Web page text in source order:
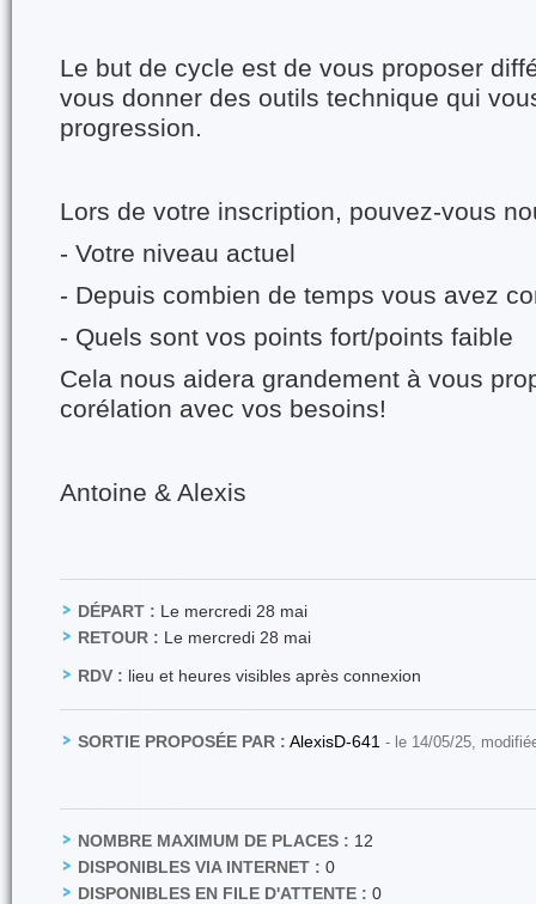
Le but de cycle est de vous proposer
vous donner des outils technique qui
progression.
Lors de votre inscription, pouvez-vous
- Votre niveau actuel
- Depuis combien de temps vous avez
- Quels sont vos points fort/points faible
Cela nous aidera grandement à vous
corélation avec vos besoins!
Antoine & Alexis
DÉPART : Le mercredi 28 mai
RETOUR : Le mercredi 28 mai
RDV : lieu et heures visibles après connexion
SORTIE PROPOSÉE PAR : AlexisD-641 - le 14/05/25,
NOMBRE MAXIMUM DE PLACES : 12
DISPONIBLES VIA INTERNET : 0
DISPONIBLES EN FILE D'ATTENTE : 0